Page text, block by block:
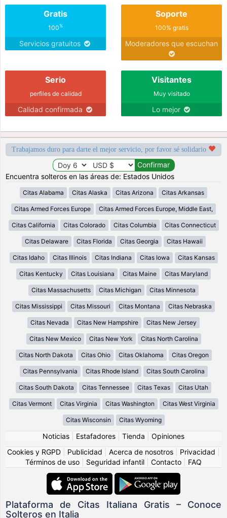
Gratis
100%
Servicios gratuitos
Soporte
100% gratis
Moderadores que escuchan
Serio
perfiles de calidad
Calidad confirmada
Visitantes
Muy visitado
Lo mejor
Trabajamos duro para darte el mejor servicio, por favor sé solidario
Encuentra solteros en las áreas de: Estados Unidos
Citas Alabama Citas Alaska Citas Arizona Citas Arkansas
Citas Armed Forces Europe Citas Armed Forces Europe, Middle East,
Citas California Citas Colorado Citas Columbia Citas Connecticut
Citas Delaware Citas Florida Citas Georgia Citas Hawaii
Citas Idaho Citas Illinois Citas Indiana Citas Iowa Citas Kansas
Citas Kentucky Citas Louisiana Citas Maine Citas Maryland
Citas Massachusetts Citas Michigan Citas Minnesota
Citas Mississippi Citas Missouri Citas Montana Citas Nebraska
Citas Nevada Citas New Hampshire Citas New Jersey
Citas New Mexico Citas New York Citas North Carolina
Citas North Dakota Citas Ohio Citas Oklahoma Citas Oregon
Citas Pennsylvania Citas Rhode Island Citas South Carolina
Citas South Dakota Citas Tennessee Citas Texas Citas Utah
Citas Vermont Citas Virginia Citas Washington Citas West Virginia
Citas Wisconsin Citas Wyoming
Noticias Estafadores Tienda
Opiniones
Cookies y RGPD
Publicidad Acerca de nosotros Privacidad
Términos de uso
Seguridad infantil Contacto FAQ
Plataforma de Citas Italiana Gratis – Conoce
Solteros en Italia